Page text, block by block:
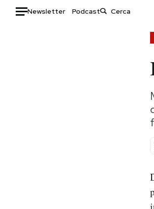
Newsletter Podcast
Storie/
Ok
Altrecose
Mondiali